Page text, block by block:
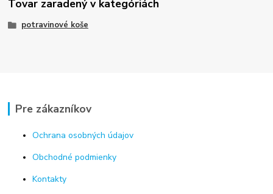
Tovar zaradený v kategóriách
potravinové koše
Pre zákazníkov
Ochrana osobných údajov
Obchodné podmienky
Kontakty